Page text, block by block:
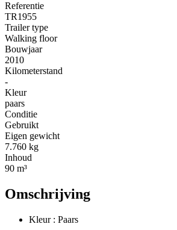
Referentie
TR1955
Trailer type
Walking floor
Bouwjaar
2010
Kilometerstand
-
Kleur
paars
Conditie
Gebruikt
Eigen gewicht
7.760 kg
Inhoud
90 m³
Omschrijving
Kleur : Paars